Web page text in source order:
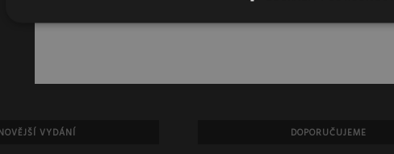
Reklama
VYDÁNÍ DOPORUČUJEME